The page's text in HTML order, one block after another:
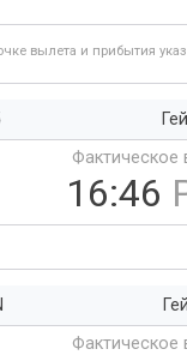
вылета и прибытия
Фактическое
16:46
Фактическое